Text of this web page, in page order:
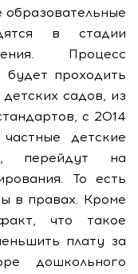
образовательные
в стадии
Процесс
проходить
садов, из
с 2014
детские
перейдут на
То есть
в правах. Кроме
что такое
плату за
дошкольного